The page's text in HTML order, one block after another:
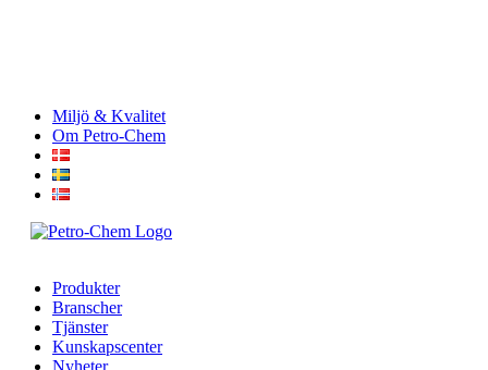
content
Miljö & Kvalitet
Om Petro-Chem
Produkter
Branscher
Tjänster
Kunskapscenter
Nyheter